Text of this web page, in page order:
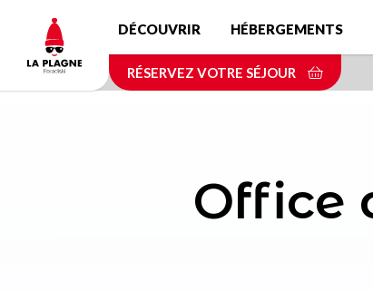
contenu
principal
DÉCOUVRIR HÉBERGEMENTS
RÉSERVEZ VOTRE SÉJOUR
Office